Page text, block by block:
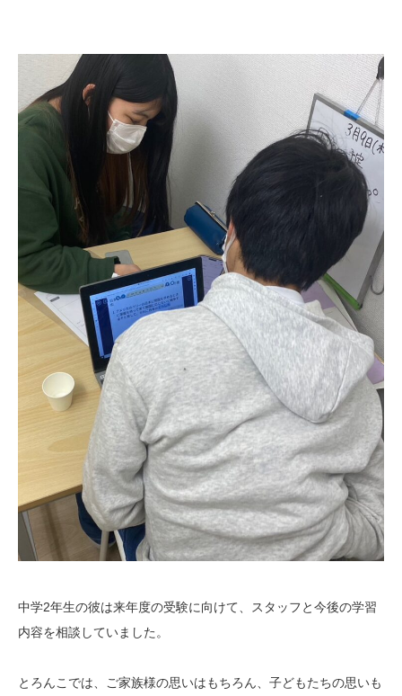
中学2年生の彼は来年度の受験に向けて、スタッフと今後の学習
内容を相談していました。
とろんこでは、ご家族様の思いはもちろん、子どもたちの思いも